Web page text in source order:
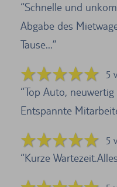
Schnelle und
Abgabe des
Tause...
5
Top Auto,
Entspannte
5
Kurze